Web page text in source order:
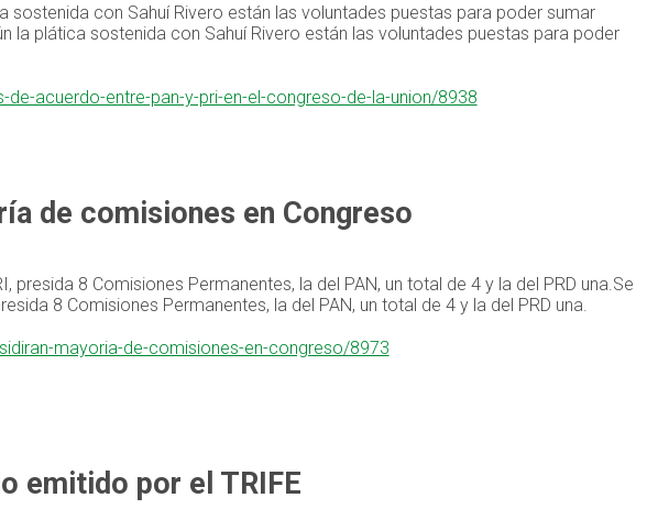
sostenida con Sahuí Rivero están las voluntades puestas para poder sumar
la plática sostenida con Sahuí Rivero están las voluntades puestas para poder
acuerdo-entre-pan-y-pri-en-el-congreso-de-la-union/8938
de comisiones en Congreso
8 Comisiones Permanentes, la del PAN, un total de 4 y la del PRD una.Se
8 Comisiones Permanentes, la del PAN, un total de 4 y la del PRD una.
mayoria-de-comisiones-en-congreso/8973
emitido por el TRIFE